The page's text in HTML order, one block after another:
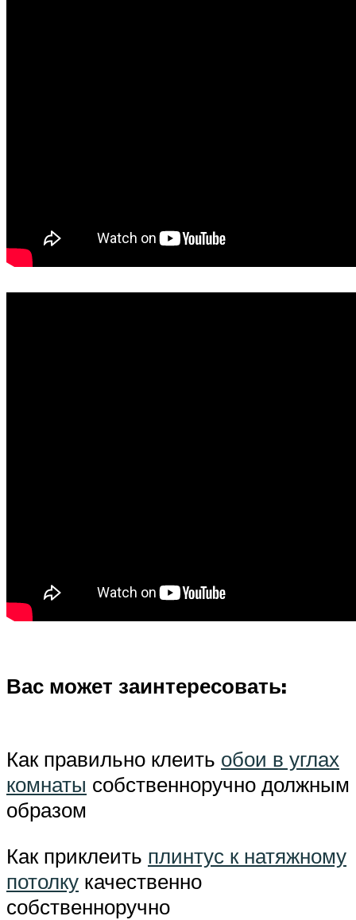
Вас может заинтересовать:
Как правильно клеить обои в углах
комнаты собственноручно должным
образом
Как приклеить плинтус к натяжному
потолку качественно
собственноручно